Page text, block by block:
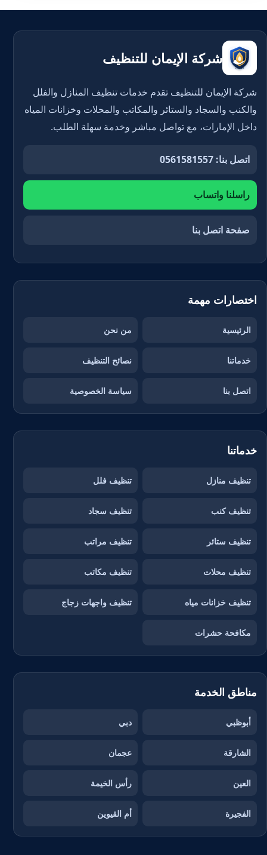
شركة الإيمان للتنظيف
شركة الإيمان للتنظيف تقدم خدمات تنظيف المنازل والفلل
والكنب والسجاد والستائر والمكاتب والمحلات وخزانات المياه
داخل الإمارات، مع تواصل مباشر وخدمة سهلة الطلب.
اتصل بنا: 0561581557
راسلنا واتساب
صفحة اتصل بنا
اختصارات مهمة
الرئيسية من نحن
خدماتنا نصائح التنظيف
اتصل بنا سياسة الخصوصية
خدماتنا
تنظيف منازل تنظيف فلل
تنظيف كنب تنظيف سجاد
تنظيف ستائر تنظيف مراتب
تنظيف محلات تنظيف مكاتب
تنظيف خزانات مياه تنظيف واجهات زجاج
مكافحة حشرات
مناطق الخدمة
أبوظبي دبي
الشارقة عجمان
العين رأس الخيمة
الفجيرة أم القيوين